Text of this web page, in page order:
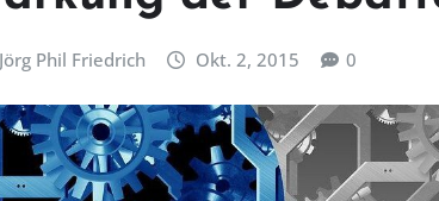
Jörg Phil Friedrich Okt. 2, 2015 0